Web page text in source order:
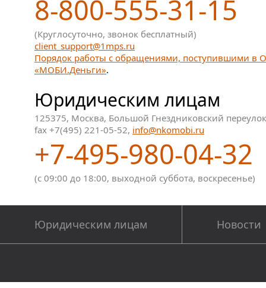
8-800-555-31-15
(Круглосуточно, звонок бесплатный)
client_support@1mps.ru
Порядок работы с обращениями, поступившими
«МОБИ.Деньги».
Юридическим лицам
125375, Москва, Большой Гнездниковский
fax +7(495) 221-05-52, info@nkomobi.ru
+7-495-980-04-32
(с 09:00 до 18:00, выходной суббота, воскресенье)
Юридическим лицам Новости